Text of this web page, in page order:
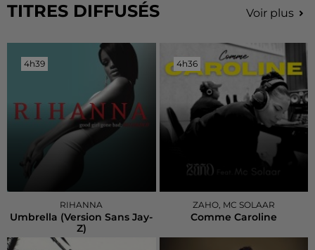
TITRES DIFFUSÉS Voir plus
4h39
4h39
RIHANNA
Umbrella (version Sans Jay-
Z)
4h36
4h36
ZAHO, MC SOLAAR
Comme Caroline